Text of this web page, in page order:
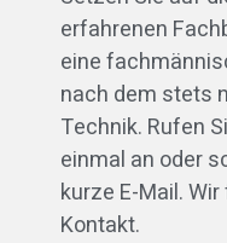
erfahrenen
eine
nach dem stets
Technik. Rufen
einmal an oder
kurze E-Mail.
Kontakt.